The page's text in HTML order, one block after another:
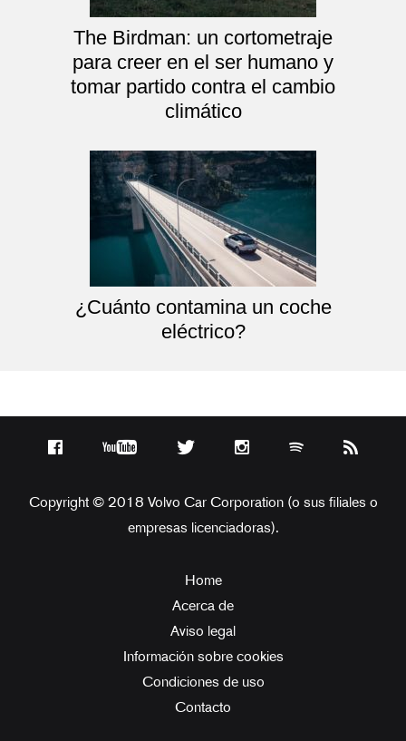
The Birdman: un cortometraje
para creer en el ser humano y
tomar partido contra el cambio
climático
¿Cuánto contamina un coche
eléctrico?
Copyright © 2018 Volvo Car Corporation (o sus filiales o
empresas licenciadoras).
Home
Acerca de
Aviso legal
Información sobre cookies
Condiciones de uso
Contacto